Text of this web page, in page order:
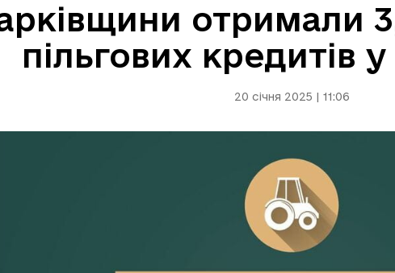
отримали
пільгових кредитів
20 січня 2025 | 11:06